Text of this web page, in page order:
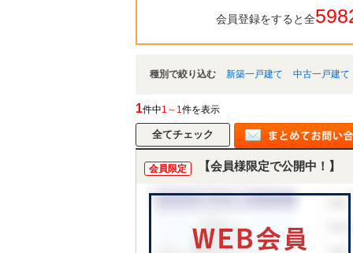
会員登録をすると全
種別で絞り込む 新築一戸建て 中古一戸建て
1件中1～1件を表示
会員限定 【会員様限定で公開中！】